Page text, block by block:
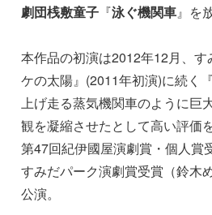
劇団桟敷童子 『泳ぐ機関車』を
本作品の初演は2012年12月、
ケの太陽』(2011年初演)に続く
上げ走る蒸気機関車のように巨
観を凝縮させたとして高い評価
第47回紀伊國屋演劇賞・個人賞
すみだパーク演劇賞受賞（鈴木
公演。